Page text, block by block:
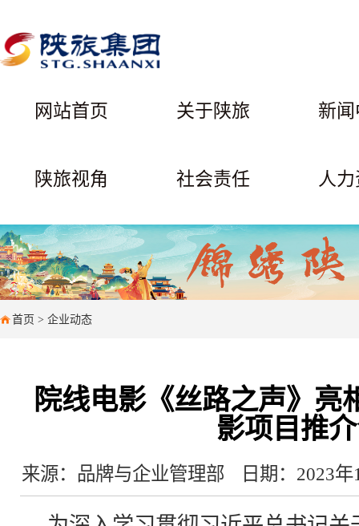
网站首页 关于陕旅 新
陕旅视角 社会责任 人
首页 > 企业动态
院线电影《丝路之声》亮
影项目推
来源：品牌与企业管理部 日期：2023